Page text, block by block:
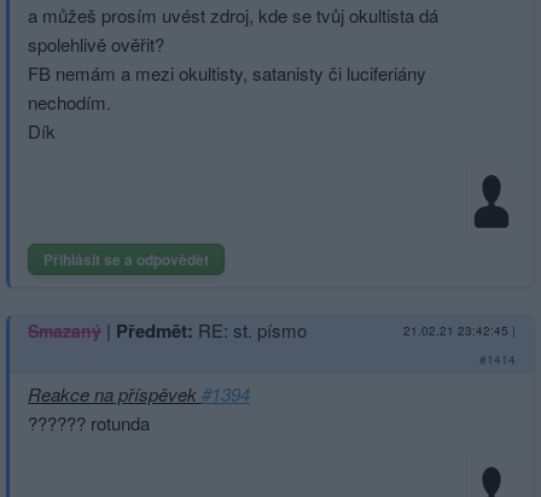
a můžeš prosím uvést zdroj, kde se tvůj okultista dá
spolehlivě ověřit?
FB nemám a mezi okultisty, satanisty či luciferiány
nechodím.
Dík
Přihlásit se a odpovědět
Smazaný | Předmět: RE: st. písmo 21.02.21 23:42:45 |
#1414
Reakce na příspěvek#1394
?????? rotunda